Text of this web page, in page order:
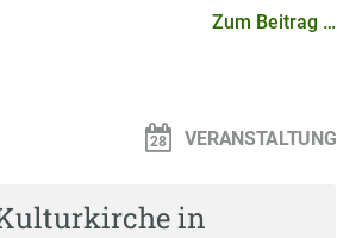
Zum Beitrag …
VERANSTALTUNG
in